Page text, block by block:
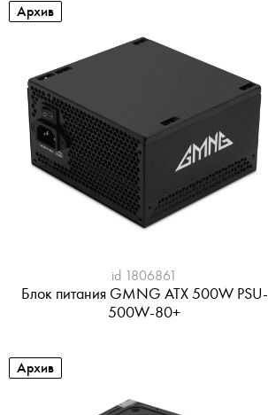
Архив
id 1806861
Блок питания GMNG ATX 500W PSU-
500W-80+
Архив